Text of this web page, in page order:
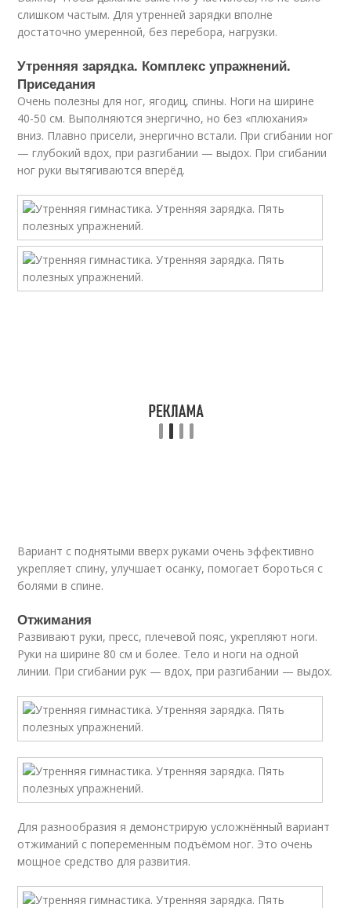
слишком частым. Для утренней зарядки вполне
достаточно умеренной, без перебора, нагрузки.
Утренняя зарядка. Комплекс упражнений.
Приседания
Очень полезны для ног, ягодиц, спины. Ноги на ширине
40-50 см. Выполняются энергично, но без «плюхания»
вниз. Плавно присели, энергично встали. При сгибании ног
— глубокий вдох, при разгибании — выдох. При сгибании
ног руки вытягиваются вперёд.
Вариант с поднятыми вверх руками очень эффективно
укрепляет спину, улучшает осанку, помогает бороться с
болями в спине.
Отжимания
Развивают руки, пресс, плечевой пояс, укрепляют ноги.
Руки на ширине 80 см и более. Тело и ноги на одной
линии. При сгибании рук — вдох, при разгибании — выдох.
Для разнообразия я демонстрирую усложнённый вариант
отжиманий с попеременным подъёмом ног. Это очень
мощное средство для развития.